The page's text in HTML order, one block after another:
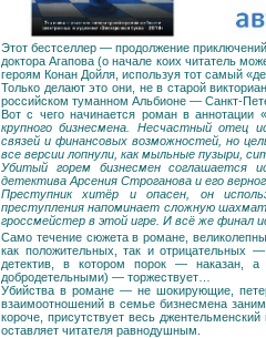
Этот бестселлер — продолжение
доктора Агапова (о начале коих читатель
героям Конан Дойля, используя тот самый
Только делают это они, не в старой
российском туманном Альбионе — Санкт-
Вот с чего начинается роман в аннотации
крупного бизнесмена. Несчастный отец
связей и финансовых возможностей, но
все версии лопнули, как мыльные пузыри,
Убитый горем бизнесмен соглашается
детектива Арсения Строганова и его
Преступник хитёр и опасен, он
преступления напоминает сложную
гроссмейстер в этой игре. И всё же финал
Само течение сюжета в романе,
как положительных, так и отрицательных
детектив, в котором порок — наказан, а
добродетельными) — торжествует…
Убийства в романе — не шокирующие,
взаимоотношений в семье бизнесмена
короче, присутствует весь
оставляет читателя равнодушным.